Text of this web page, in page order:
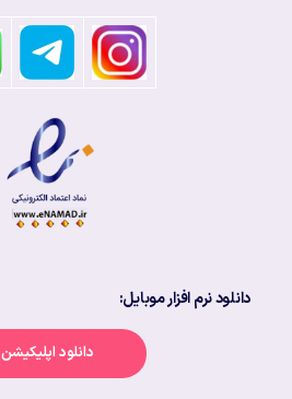
دانلود نرم افزار موبایل:
دانلود اپلیکیشن